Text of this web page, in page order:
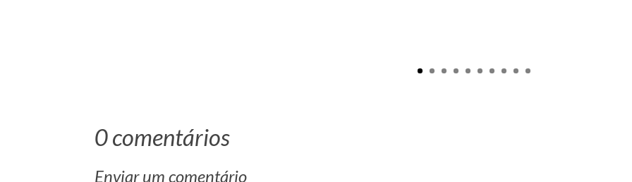
0 comentários
Enviar um comentário